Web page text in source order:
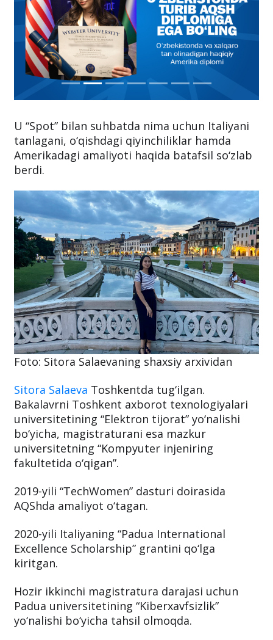
U “Spot” bilan suhbatda nima uchun Italiyani
tanlagani, o‘qishdagi qiyinchiliklar hamda
Amerikadagi amaliyoti haqida batafsil so‘zlab
berdi.
Foto: Sitora Salaevaning shaxsiy arxividan
Sitora Salaeva Toshkentda tug‘ilgan.
Bakalavrni Toshkent axborot texnologiyalari
universitetining “Elektron tijorat” yo‘nalishi
bo‘yicha, magistraturani esa mazkur
universitetning “Kompyuter injeniring
fakultetida o‘qigan”.
2019-yili “TechWomen” dasturi doirasida
AQShda amaliyot o‘tagan.
2020-yili Italiyaning “Padua International
Excellence Scholarship” grantini qo‘lga
kiritgan.
Hozir ikkinchi magistratura darajasi uchun
Padua universitetining “Kiberxavfsizlik”
yo‘nalishi bo‘yicha tahsil olmoqda.